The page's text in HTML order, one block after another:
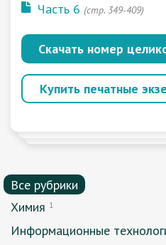
Часть 6 (стр. 349-409)
Скачать номер
Купить печатные
Все рубрики
Химия 1
Информационные